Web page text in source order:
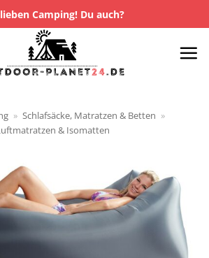
Camping! Du auch?
» Schlafsäcke, Matratzen & Betten »
& Isomatten